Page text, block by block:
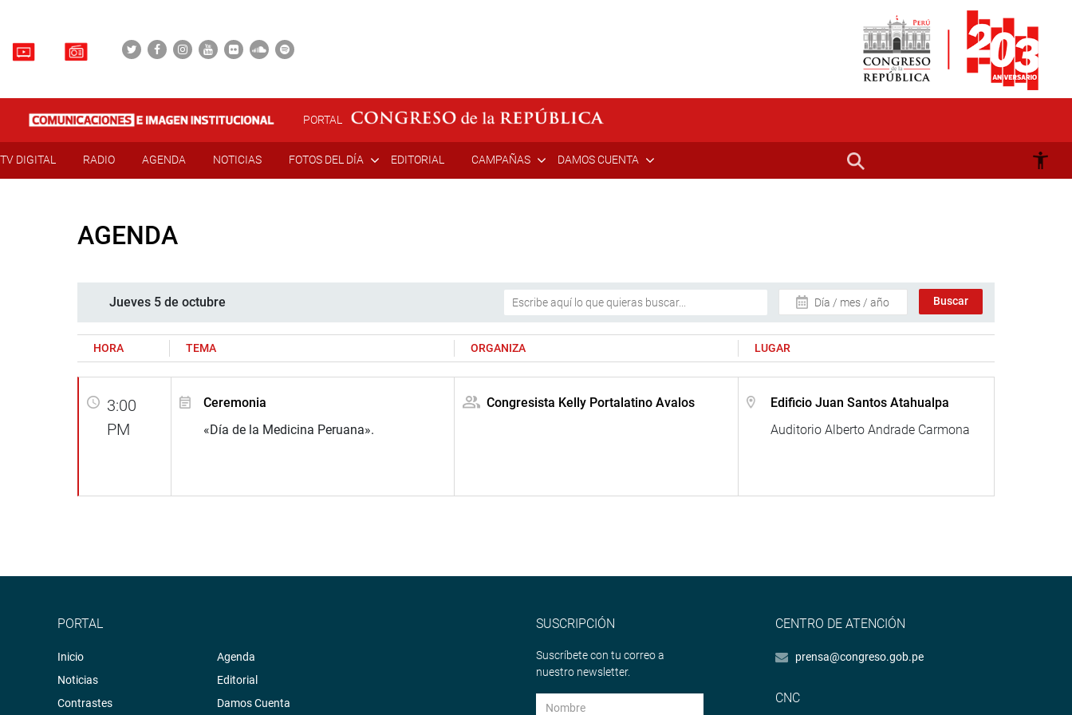
PORTAL
TV DIGITAL RADIO AGENDA NOTICIAS FOTOS DEL DÍA EDITORIAL CAMPAÑAS DAMOS CUENTA
AGENDA
Jueves 5 de octubre Día / mes / año
HORA TEMA ORGANIZA LUGAR
3:00
PM
Ceremonia
«Día de la Medicina Peruana».
Congresista Kelly Portalatino Avalos
Edificio Juan Santos Atahualpa
Auditorio Alberto Andrade Carmona
PORTAL
Inicio
Noticias
Contrastes
Agenda
Editorial
Damos Cuenta
SUSCRIPCIÓN
Suscríbete con tu correo a
nuestro newsletter.
CENTRO DE ATENCIÓN
prensa@congreso.gob.pe
CNC